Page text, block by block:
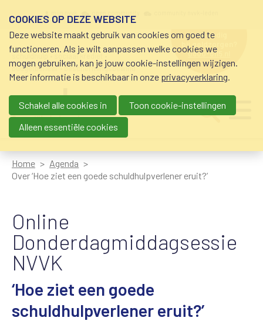
schuldhulp • sociaal krediet •
budgetbeheer • beschermingsbewind
hulp nodig
bij geldzorgen?
0800-8115.nl
Main navigation
Home
Agenda
Over ‘Hoe ziet een goede schuldhulpverlener eruit?’
Online
Donderdagmiddagsessie
NVVK
‘Hoe ziet een goede
schuldhulpverlener eruit?’
COOKIES OP DEZE WEBSITE
Deze website maakt gebruik van cookies om goed te
functioneren. Als je wilt aanpassen welke cookies we
mogen gebruiken, kan je jouw cookie-instellingen wijzigen.
Meer informatie is beschikbaar in onze privacyverklaring.
Schakel alle cookies in
Toon cookie-instellingen
Alleen essentiële cookies